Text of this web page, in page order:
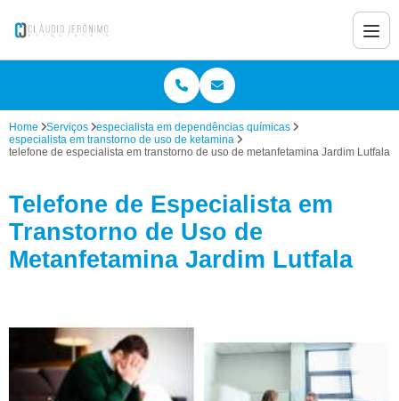
Home Serviços
especialista em dependências químicas
especialista em transtorno de uso de ketamina
telefone de especialista em transtorno de uso de metanfetamina Jardim Lutfala
Telefone de Especialista em
Transtorno de Uso de
Metanfetamina Jardim Lutfala